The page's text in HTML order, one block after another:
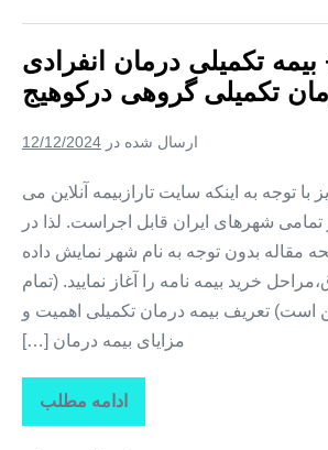
درمان
+
بیمه
درمان
تکمیلی
در
بیمه تکمیلی درمان انفرادی
تکمیلی گروهی درکوهیج
ارسال شده در 12/12/2024
با توجه به اینکه سایت تارازبیمه آنلاین می
تمامی شهرهای ایران قابل اجراست. لذا در
مقاله بدون توجه به نام شهر نمایش داده
خرید بیمه نامه را آغاز نمایید. (تمام
است) تعریف بیمه درمان تکمیلی اهمیت و
مزایای بیمه درمان […]
ادامه مطلب
تاراز
بیمه